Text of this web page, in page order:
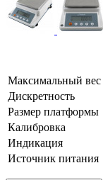
Максимальный вес
Дискретность
Размер платформы
Калибровка
Индикация
Источник питания